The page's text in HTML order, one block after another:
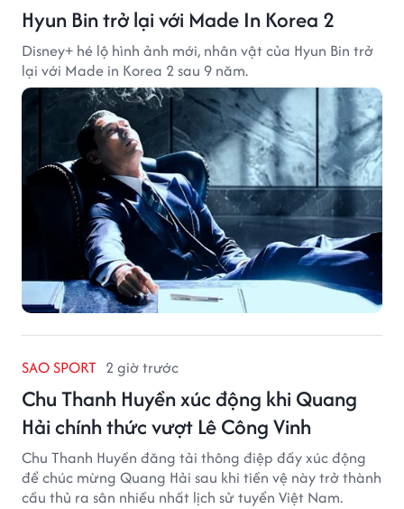
Hyun Bin trở lại với Made In Korea 2
Disney+ hé lộ hình ảnh mới, nhân vật của Hyun Bin trở
lại với Made in Korea 2 sau 9 năm.
SAO SPORT 2 giờ trước
Chu Thanh Huyền xúc động khi Quang
Hải chính thức vượt Lê Công Vinh
Chu Thanh Huyền đăng tải thông điệp đầy xúc động
để chúc mừng Quang Hải sau khi tiền vệ này trở thành
cầu thủ ra sân nhiều nhất lịch sử tuyển Việt Nam.